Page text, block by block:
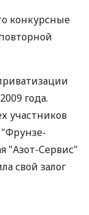
конкурсные
года.
участников
"Азот-Сервис"
свой залог